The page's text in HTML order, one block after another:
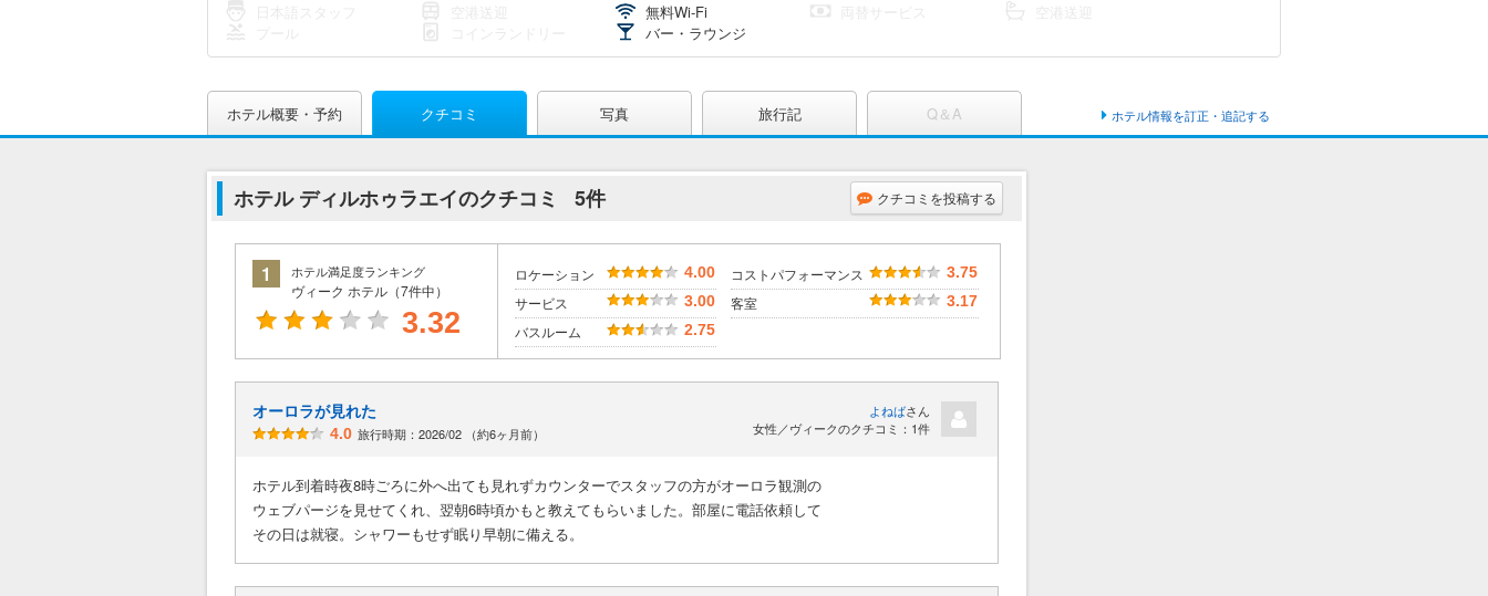
無料Wi-Fi
バー・ラウンジ
ホテル概要・予約 クチコミ 写真 旅行記 Q＆A ホテル情報を訂正・追記する
ホテル ディルホゥラエイのクチコミ 5件 クチコミを投稿する
1 ホテル満足度ランキング
ヴィーク ホテル（7件中）
3.32
ロケーション 4.00 コストパフォーマンス 3.75
サービス 3.00 客室 3.17
バスルーム 2.75
オーロラが見れた
4.0 旅行時期：2026/02 （約6ヶ月前）
よねばさん
女性／ヴィークのクチコミ：1件
ホテル到着時夜8時ごろに外へ出ても見れずカウンターでスタッフの方がオーロラ観測の
ウェブパージを見せてくれ、翌朝6時頃かもと教えてもらいました。部屋に電話依頼して
その日は就寝。シャワーもせず眠り早朝に備える。